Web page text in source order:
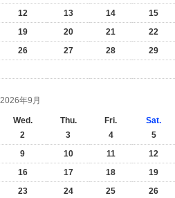
12 13 14
15
19 20 21
22
26 27 28
29
2026年9月
Wed. Thu. Fri.
Sat.
2 3 4
5
9 10 11
12
16 17 18
19
23 24 25 26